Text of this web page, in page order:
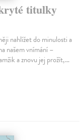
titulky
nahlížet do minulosti a
našem vnímání –
a znovu jej prožít,…